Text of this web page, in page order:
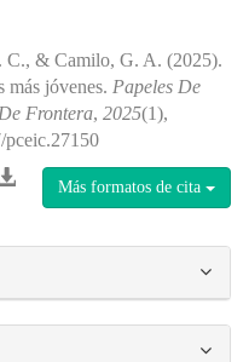
C., & Camilo, G. A. (2025).
más jóvenes. Papeles De
Frontera, 2025(1),
pceic.27150
Más formatos de cita